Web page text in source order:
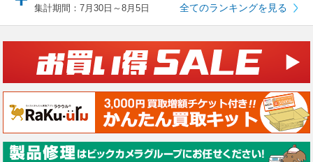
集計期間：7月30日～8月5日 全てのランキングを見る